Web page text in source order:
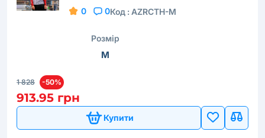
0 0Код : AZRCTH-M
Розмір
M
1 828 -50%
913.95 грн
Купити